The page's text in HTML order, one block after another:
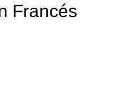
Francés